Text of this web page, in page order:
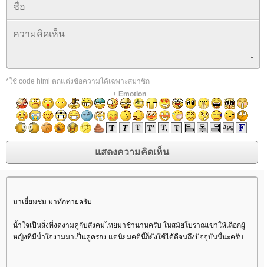
*ใช้ code html ตกแต่งข้อความได้เฉพาะสมาชิก
+ Emotion+
มาเยี่ยมชม มาทักทายครับ
น้ำใจเป็นสิ่งที่งดงามคู่กับสังคมไทยมาช้านานครับ ในสมัยโบราณเขาให้เลือกผู้
หญิงที่มีน้ำใจงามมาเป็นคู่ครอง แต่นิยมคตินี้ก็ยังใช้ได้ดีจนถึงปัจจุบันนี้นะครับ